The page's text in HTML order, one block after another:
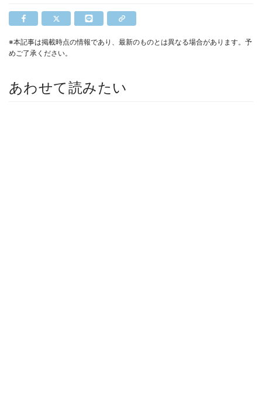
※本記事は掲載時点の情報であり、最新のものとは異なる場合があります。予
めご了承ください。
あわせて読みたい